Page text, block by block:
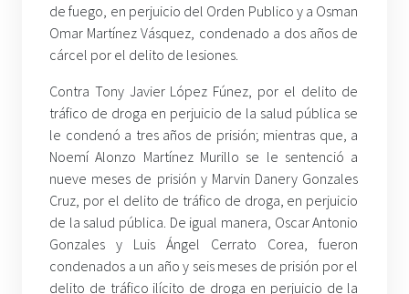
de fuego, en perjuicio del Orden Publico y a Osman
Omar Martínez Vásquez, condenado a dos años de
cárcel por el delito de lesiones.
Contra Tony Javier López Fúnez, por el delito de
tráfico de droga en perjuicio de la salud pública se
le condenó a tres años de prisión; mientras que, a
Noemí Alonzo Martínez Murillo se le sentenció a
nueve meses de prisión y Marvin Danery Gonzales
Cruz, por el delito de tráfico de droga, en perjuicio
de la salud pública. De igual manera, Oscar Antonio
Gonzales y Luis Ángel Cerrato Corea, fueron
condenados a un año y seis meses de prisión por el
delito de tráfico ilícito de droga en perjuicio de la